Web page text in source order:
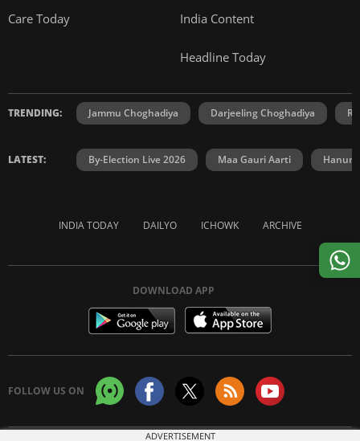
Care Today India Content
Headline Today
TRENDING: Jammu Choghadiya Darjeeling Choghadiya
LATEST: By-Election Live 2026 Maa Gauri Aarti
INDIA TODAY DAILYO ICHOWK ARCHIVE
DOWNLOAD APP
FOLLOW US ON
ADVERTISEMENT